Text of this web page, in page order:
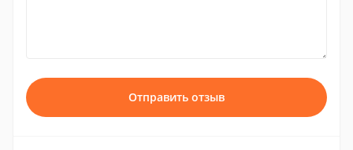
Отправить отзыв